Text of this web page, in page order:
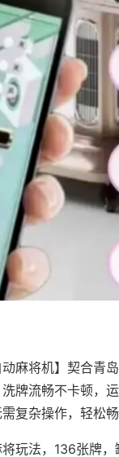
动麻将机】契合青
牌流畅不卡顿，
复杂操作，轻松
玩法，136张牌